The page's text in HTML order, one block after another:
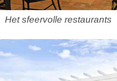
Het sfeervolle restaurants